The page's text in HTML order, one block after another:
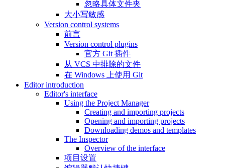
忽略具体文件夹
大小写敏感
Version control systems
前言
Version control plugins
官方 Git 插件
从 VCS 中排除的文件
在 Windows 上使用 Git
Editor introduction
Editor's interface
Using the Project Manager
Creating and importing projects
Opening and importing projects
Downloading demos and templates
The Inspector
Overview of the interface
项目设置